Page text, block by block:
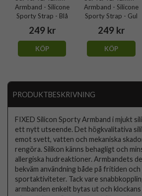
Armband - Silicone
Sporty Strap - Blå
249 kr
KÖP
Armband - Silicone
Sporty Strap - Gul
249 kr
KÖP
PRODUKTBESKRIVNING
FIXED Silicon Sporty Armband i mjukt
ett nytt utseende. Det högkvalitativa
emot svett, vatten och mekaniska
rengöra. Silikon känns behagligt och
allergiska hudreaktioner. Armbandets
bekväm användning både på fritiden
sportaktiviteter. Tack vare
armbanden enkelt bytas ut och